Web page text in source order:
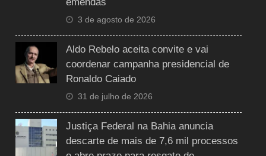
3 de agosto de 2026
Aldo Rebelo aceita convite e vai
coordenar campanha presidencial de
Ronaldo Caiado
31 de julho de 2026
Justiça Federal na Bahia anuncia
descarte de mais de 7,6 mil processos